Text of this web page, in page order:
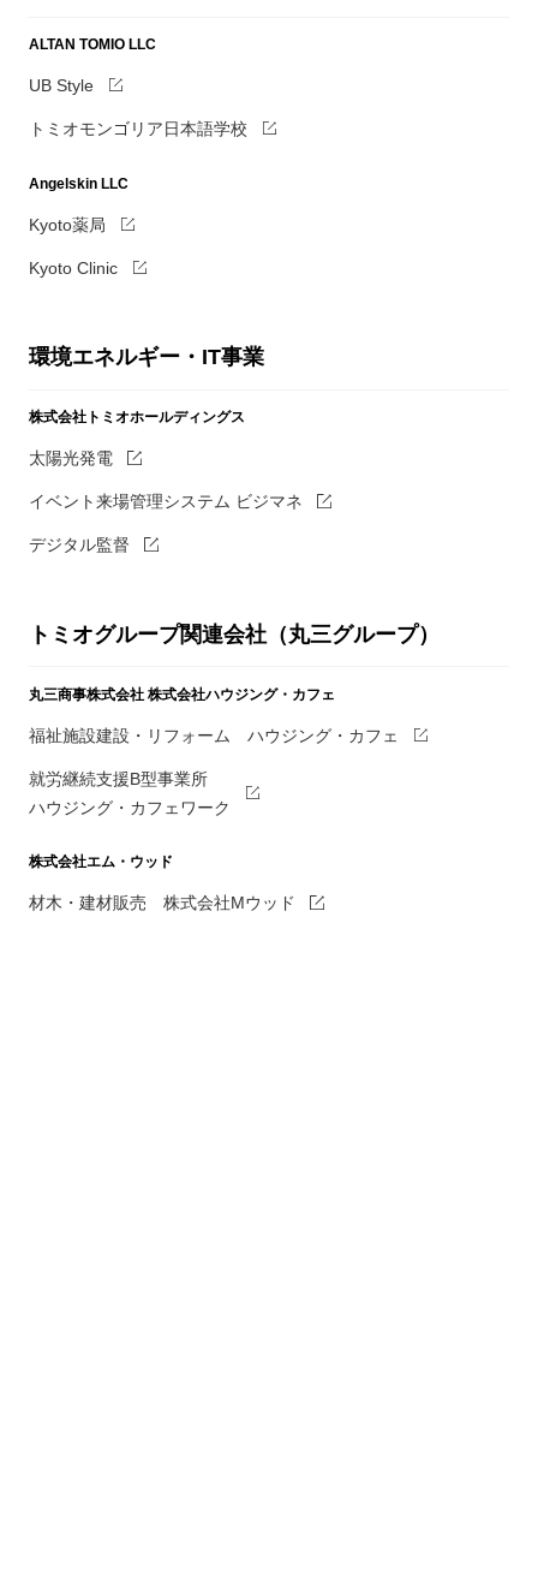
ALTAN TOMIO LLC
UB Style
トミオモンゴリア日本語学校
Angelskin LLC
Kyoto薬局
Kyoto Clinic
環境エネルギー・IT事業
株式会社トミオホールディングス
太陽光発電
イベント来場管理システム ビジマネ
デジタル監督
トミオグループ関連会社（丸三グループ）
丸三商事株式会社 株式会社ハウジング・カフェ
福祉施設建設・リフォーム ハウジング・カフェ
就労継続支援B型事業所
ハウジング・カフェワーク
株式会社エム・ウッド
材木・建材販売 株式会社Mウッド